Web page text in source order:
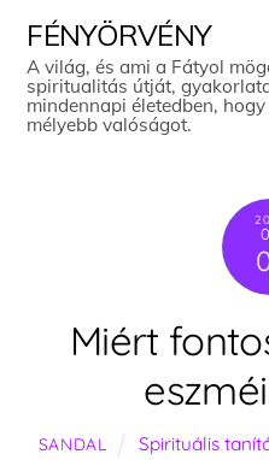
content
FÉNYÖRVÉNY
A világ, és ami a Fátyol
spiritualitás útját,
mindennapi életedben,
mélyebb valóságot.
Miért
SANDAL Spirituális